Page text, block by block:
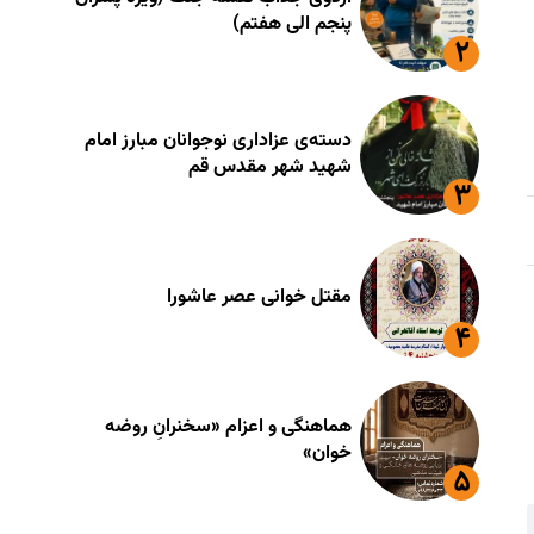
پنجم الی هفتم)
دسته‌ی عزاداری نوجوانان مبارز امام
شهید شهر مقدس قم
مقتل خوانی عصر عاشورا
هماهنگی و اعزام «سخنرانِ روضه
خوان»